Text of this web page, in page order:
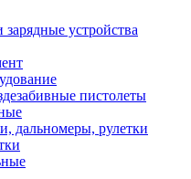
устройства
пистолеты
дальномеры, рулетки